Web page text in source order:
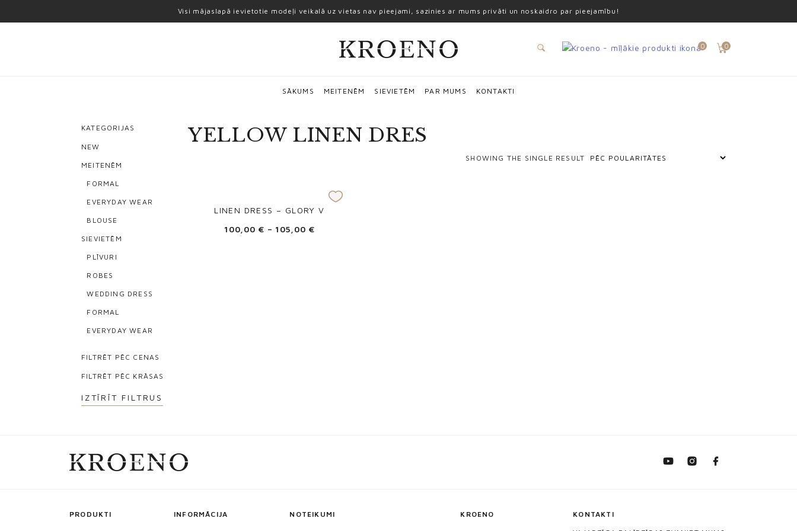
Visi mājaslapā ievietotie modeļi veikalā uz vietas nav pieejami, sazinies ar mums privāti un noskaidro par pieejamību!
0 0
SĀKUMS MEITENĒM SIEVIETĒM PAR MUMS KONTAKTI
KATEGORIJAS
NEW
MEITENĒM
FORMAL
EVERYDAY WEAR
BLOUSE
SIEVIETĒM
PLĪVURI
ROBES
WEDDING DRESS
FORMAL
EVERYDAY WEAR
FILTRĒT PĒC CENAS
FILTRĒT PĒC KRĀSAS
IZTĪRĪT FILTRUS
YELLOW LINEN DRES
SHOWING THE SINGLE RESULT
LINEN DRESS – GLORY V
100,00 € – 105,00 €
PRODUKTI INFORMĀCIJA NOTEIKUMI KROENO KONTAKTI